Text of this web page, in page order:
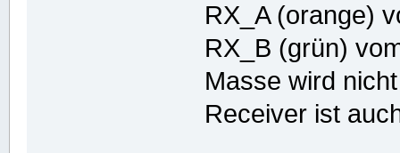
RX_A (orange)
RX_B (grün)
Masse wird
Receiver ist